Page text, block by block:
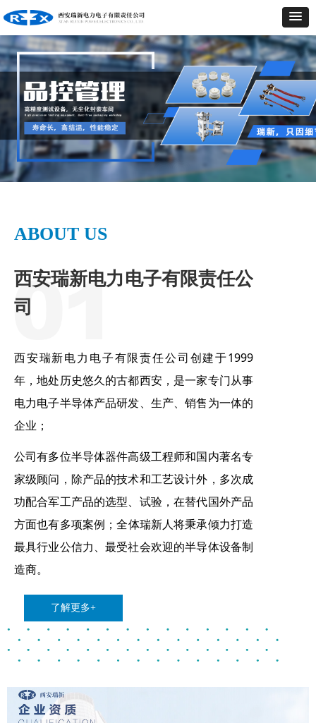
ABOUT US
西安瑞新电力电子有限责任公
司
西安瑞新电力电子有限责任公司创建于1999
年，地处历史悠久的古都西安，是一家专门从事
电力电子半导体产品研发、生产、销售为一体的
企业；
公司有多位半导体器件高级工程师和国内著名专
家级顾问，除产品的技术和工艺设计外，多次成
功配合军工产品的选型、试验，在替代国外产品
方面也有多项案例；全体瑞新人将秉承倾力打造
最具行业公信力、最受社会欢迎的半导体设备制
造商。
了解更多+